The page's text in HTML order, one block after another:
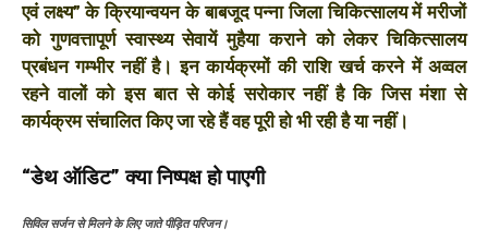
एवं लक्ष्य” के क्रियान्वयन के बाबजूद पन्ना जिला चिकित्सालय में मरीजों
को गुणवत्तापूर्ण स्वास्थ्य सेवायें मुहैया कराने को लेकर चिकित्सालय
प्रबंधन गम्भीर नहीं है। इन कार्यक्रमों की राशि खर्च करने में अव्वल
रहने वालों को इस बात से कोई सरोकार नहीं है कि जिस मंशा से
कार्यक्रम संचालित किए जा रहे हैं वह पूरी हो भी रही है या नहीं।
“डेथ ऑडिट” क्या निष्पक्ष हो पाएगी
सिविल सर्जन से मिलने के लिए जाते पीड़ित परिजन।